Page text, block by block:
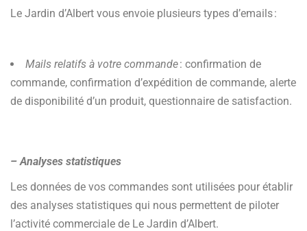
Le Jardin d’Albert vous envoie plusieurs types d’emails :
Mails relatifs à votre commande: confirmation de
commande, confirmation d’expédition de commande, alerte
de disponibilité d’un produit, questionnaire de satisfaction.
– Analyses statistiques
Les données de vos commandes sont utilisées pour établir
des analyses statistiques qui nous permettent de piloter
l’activité commerciale de Le Jardin d’Albert.